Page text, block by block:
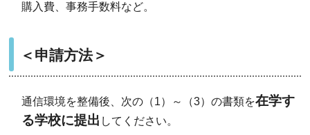
購入費、事務手数料など。
＜申請方法＞
通信環境を整備後、次の（1）～（3）の書類を在学す
る学校に提出 してください。